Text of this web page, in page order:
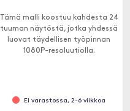
Tämä malli koostuu kahdesta 24
tuuman näytöstä, jotka yhdessä
luovat täydellisen työpinnan
1080P-resoluutiolla.
Ei varastossa, 2-6 viikkoa